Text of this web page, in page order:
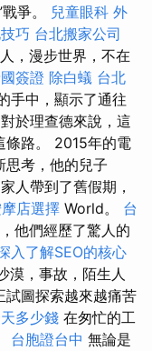
爭。 兒童眼科 外
巧 台北搬家公司
，漫步世界，不在
簽證 除白蟻 台北
手中，顯示了通往
對於理查德來說，這
條路。 2015年的電
思考，他的兒子
人帶到了舊假期，
店選擇 World。 台
他們經歷了驚人的
入了解SEO的核心
漠，事故，陌生人
試圖探索越來越痛苦
多少錢 在匆忙的工
台胞證台中 無論是